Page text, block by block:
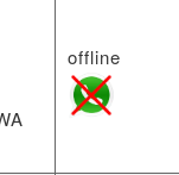
offline